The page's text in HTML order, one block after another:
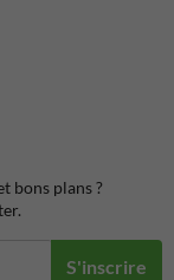
bons plans ?
S'inscrire